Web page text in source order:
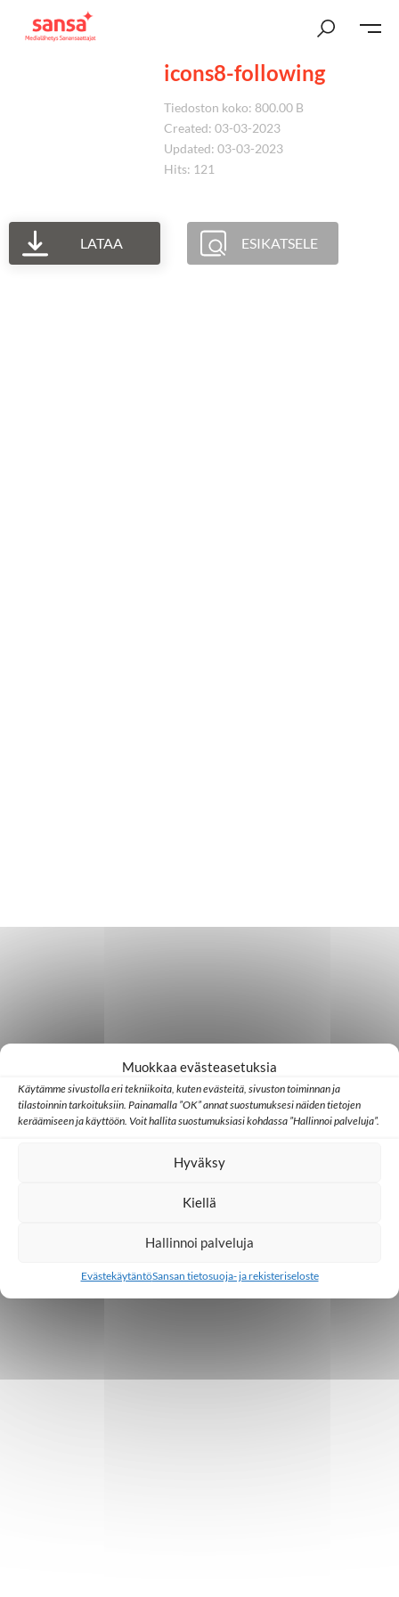
Muokkaa evästeasetuksia
Käytämme sivustolla eri tekniikoita, kuten evästeitä, sivuston toiminnan ja
tilastoinnin tarkoituksiin. Painamalla ”OK” annat suostumuksesi näiden tietojen
keräämiseen ja käyttöön. Voit hallita suostumuksiasi kohdassa ”Hallinnoi palveluja”.
Hyväksy
Kiellä
Hallinnoi palveluja
EvästekäytäntöSansan tietosuoja- ja rekisteriseloste
icons8-following
Tiedoston koko: 800.00 B
Created: 03-03-2023
Updated: 03-03-2023
Hits: 121
LATAA ESIKATSELE